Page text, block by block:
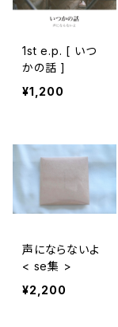
1st e.p. [ いつ
かの話 ]
¥1,200
声にならないよ
< se集 >
¥2,200